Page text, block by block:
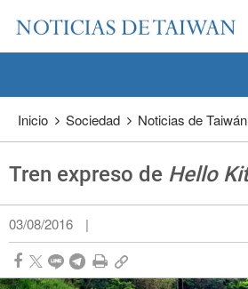
Pase a contenido principal
Inicio Sociedad Noticias de Taiwán
Tren expreso de Hello
03/08/2016 |